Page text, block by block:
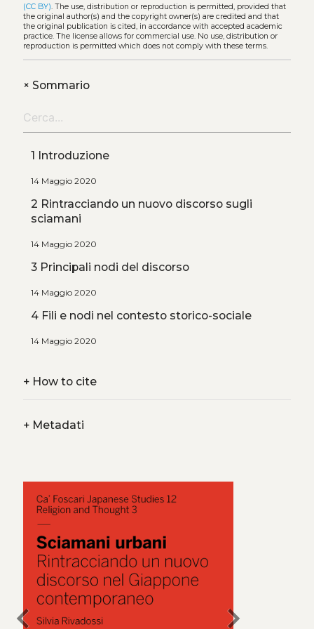
(CC BY). The use, distribution or reproduction is permitted, provided that
the original author(s) and the copyright owner(s) are credited and that
the original publication is cited, in accordance with accepted academic
practice. The license allows for commercial use. No use, distribution or
reproduction is permitted which does not comply with these terms.
+Sommario
1 Introduzione
14 Maggio 2020
2 Rintracciando un nuovo discorso sugli
sciamani
14 Maggio 2020
3 Principali nodi del discorso
14 Maggio 2020
4 Fili e nodi nel contesto storico-sociale
14 Maggio 2020
+How to cite
+Metadati
chevron_left chevron_right